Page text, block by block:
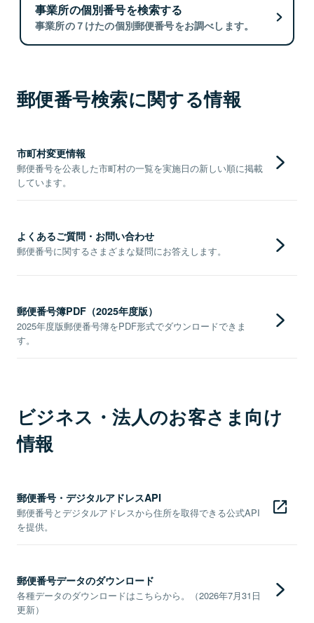
事業所の個別番号を検索する
事業所の７けたの個別郵便番号をお調べします。
郵便番号検索に関する情報
市町村変更情報
郵便番号を公表した市町村の一覧を実施日の新しい順に掲載
しています。
よくあるご質問・お問い合わせ
郵便番号に関するさまざまな疑問にお答えします。
郵便番号簿PDF（2025年度版）
2025年度版郵便番号簿をPDF形式でダウンロードできま
す。
ビジネス・法人のお客さま向け
情報
郵便番号・デジタルアドレスAPI
郵便番号とデジタルアドレスから住所を取得できる公式API
を提供。
郵便番号データのダウンロード
各種データのダウンロードはこちらから。（2026年7月31日
更新）